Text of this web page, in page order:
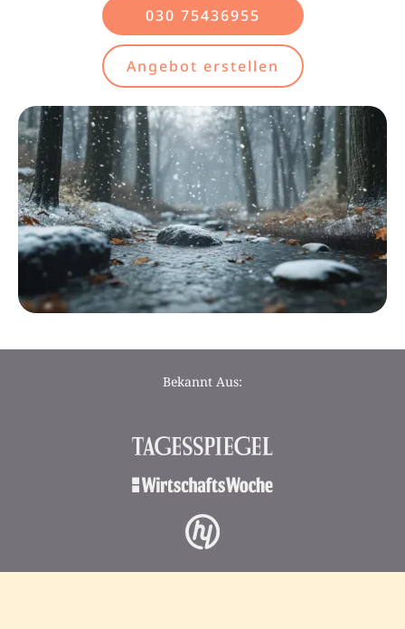
030 75436955
Angebot erstellen
Bekannt Aus: